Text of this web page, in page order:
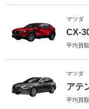
マツダ
CX-
平均買
マツダ
アテ
平均買